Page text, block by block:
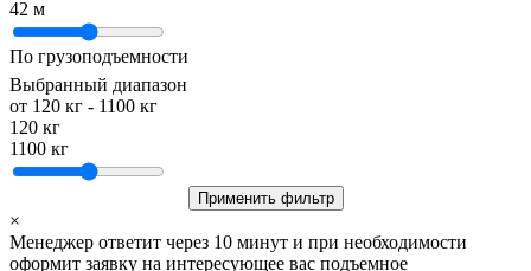
42 м
По грузоподъемности
Выбранный диапазон
от 120 кг - 1100 кг
120 кг
1100 кг
Применить фильтр
×
Менеджер ответит через 10 минут и при необходимости
оформит заявку на интересующее вас подъемное